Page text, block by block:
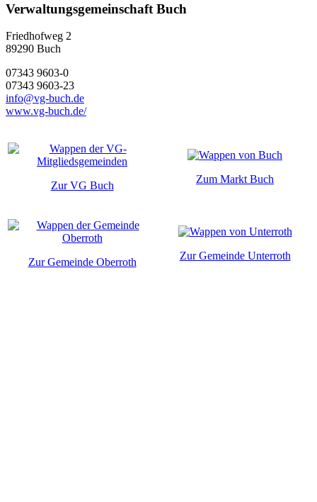
Verwaltungsgemeinschaft Buch
Friedhofweg 2
89290 Buch
07343 9603-0
07343 9603-23
info@vg-buch.de
www.vg-buch.de/
Zur VG Buch
Zum Markt Buch
Zur Gemeinde Oberroth
Zur Gemeinde Unterroth